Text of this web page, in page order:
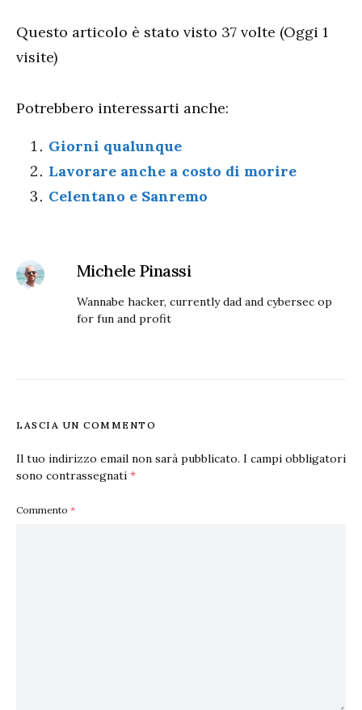
Questo articolo è stato visto 37 volte (Oggi 1
visite)
Potrebbero interessarti anche:
Giorni qualunque
Lavorare anche a costo di morire
Celentano e Sanremo
Michele Pinassi
Wannabe hacker, currently dad and cybersec op
for fun and profit
LASCIA UN COMMENTO
Il tuo indirizzo email non sarà pubblicato. I campi obbligatori
sono contrassegnati *
Commento *